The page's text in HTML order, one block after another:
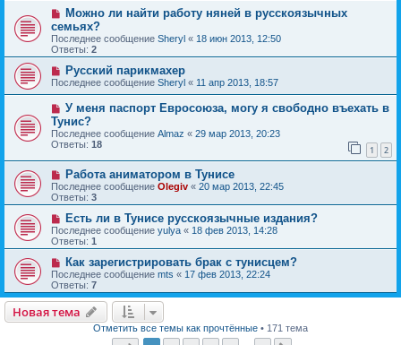
Можно ли найти работу няней в русскоязычных
семьях?
Последнее сообщение Sheryl « 18 июн 2013, 12:50
Ответы: 2
Русский парикмахер
Последнее сообщение Sheryl « 11 апр 2013, 18:57
У меня паспорт Евросоюза, могу я свободно въехать в
Тунис?
Последнее сообщение Almaz « 29 мар 2013, 20:23
Ответы: 18 1 2
Работа аниматором в Тунисе
Последнее сообщение Olegiv « 20 мар 2013, 22:45
Ответы: 3
Есть ли в Тунисе русскоязычные издания?
Последнее сообщение yulya « 18 фев 2013, 14:28
Ответы: 1
Как зарегистрировать брак с тунисцем?
Последнее сообщение mts « 17 фев 2013, 22:24
Ответы: 7
Новая тема
Отметить все темы как прочтённые • 171 тема